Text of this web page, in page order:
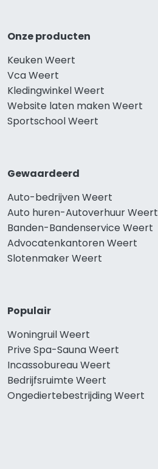
Onze producten
Keuken Weert
Vca Weert
Kledingwinkel Weert
Website laten maken Weert
Sportschool Weert
Gewaardeerd
Auto-bedrijven Weert
Auto huren-Autoverhuur Weert
Banden-Bandenservice Weert
Advocatenkantoren Weert
Slotenmaker Weert
Populair
Woningruil Weert
Prive Spa-Sauna Weert
Incassobureau Weert
Bedrijfsruimte Weert
Ongediertebestrijding Weert